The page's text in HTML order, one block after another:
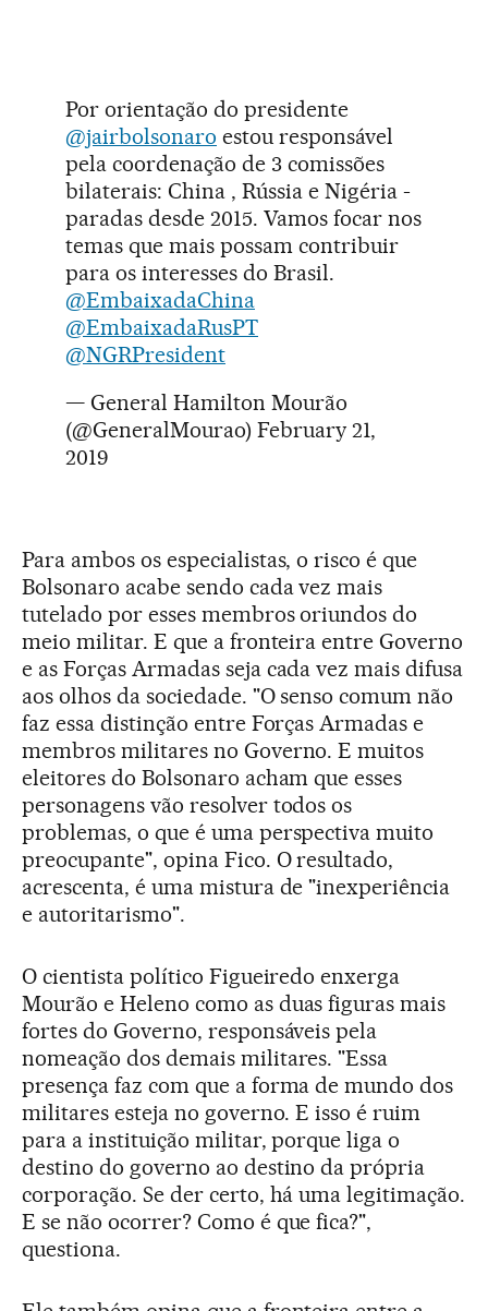
Por orientação do presidente
@jairbolsonaro estou responsável
pela coordenação de 3 comissões
bilaterais: China , Rússia e Nigéria -
paradas desde 2015. Vamos focar nos
temas que mais possam contribuir
para os interesses do Brasil.
@EmbaixadaChina
@EmbaixadaRusPT
@NGRPresident
— General Hamilton Mourão
(@GeneralMourao) February 21,
2019
Para ambos os especialistas, o risco é que
Bolsonaro acabe sendo cada vez mais
tutelado por esses membros oriundos do
meio militar. E que a fronteira entre Governo
e as Forças Armadas seja cada vez mais difusa
aos olhos da sociedade. "O senso comum não
faz essa distinção entre Forças Armadas e
membros militares no Governo. E muitos
eleitores do Bolsonaro acham que esses
personagens vão resolver todos os
problemas, o que é uma perspectiva muito
preocupante", opina Fico. O resultado,
acrescenta, é uma mistura de "inexperiência
e autoritarismo".
O cientista político Figueiredo enxerga
Mourão e Heleno como as duas figuras mais
fortes do Governo, responsáveis pela
nomeação dos demais militares. "Essa
presença faz com que a forma de mundo dos
militares esteja no governo. E isso é ruim
para a instituição militar, porque liga o
destino do governo ao destino da própria
corporação. Se der certo, há uma legitimação.
E se não ocorrer? Como é que fica?",
questiona.